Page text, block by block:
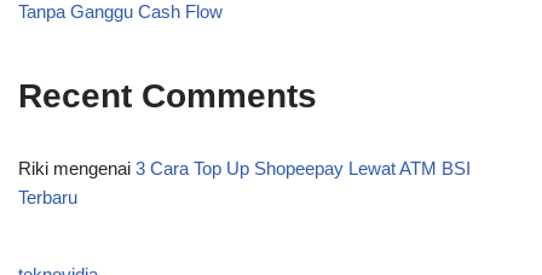
Tanpa Ganggu Cash Flow
Recent Comments
Riki mengenai 3 Cara Top Up Shopeepay Lewat ATM BSI
Terbaru